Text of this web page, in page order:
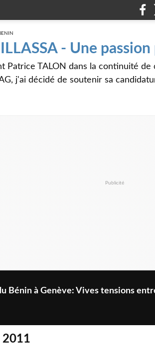
- Une
Patrice TALON dans la continuité
j'ai décidé de soutenir sa
Publicité
Bénin à Genève: Vives tensions
2011